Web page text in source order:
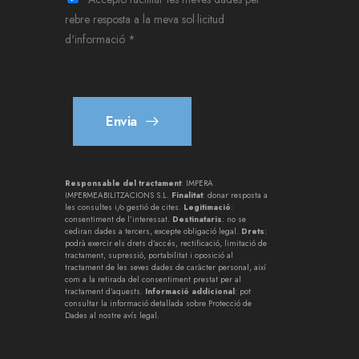
o
n
rebre resposta a la meva sol·licitud
d'informació *
Envia
Responsable del tractament: IMPERA
IMPERMEABILITZACIONS S.L. Finalitat: donar resposta a
les consultes i/o gestió de cites. Legitimació:
consentiment de l’interessat. Destinataris: no se
cediran dades a tercers, excepte obligació legal. Drets:
podrà exercir els drets d’accés, rectificació, limitació de
tractament, supressió, portabilitat i oposició al
tractament de les seves dades de caràcter personal, així
com a la retirada del consentiment prestat per al
tractament d’aquests. Informació addicional: pot
consultar la informació detallada sobre Protecció de
Dades al nostreavís legal.